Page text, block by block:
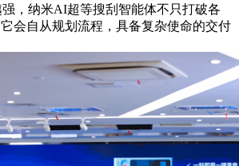
，纳米AI超等搜刮智能体不只打破各
会自从规划流程，具备复杂使命的交付